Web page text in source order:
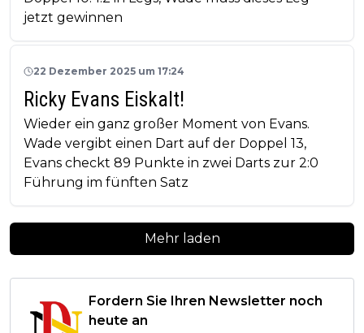
jetzt gewinnen
22 Dezember 2025 um 17:24
Ricky Evans Eiskalt!
Wieder ein ganz großer Moment von Evans.
Wade vergibt einen Dart auf der Doppel 13,
Evans checkt 89 Punkte in zwei Darts zur 2:0
Führung im fünften Satz
Mehr laden
Fordern Sie Ihren Newsletter noch
heute an